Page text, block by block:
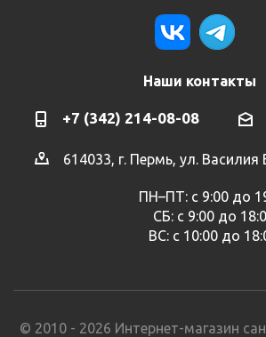
Наши контакты
+7 (342) 214-08-08
614033, г. Пермь, ул. Василия
ПН–ПТ: с 9:00 до
СБ: с 9:00 до
ВС: с 10:00 до
© 2010 - 2026 Интернет-магазин